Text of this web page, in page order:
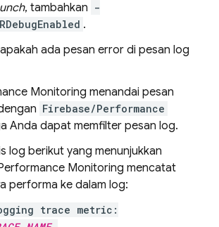
, tambahkan -
.
ada pesan error di pesan log
Monitoring menandai pesan
Firebase/Performance
Anda dapat memfilter pesan log.
log berikut yang menunjukkan
Monitoring mencatat
performa ke dalam log:
trace metric: